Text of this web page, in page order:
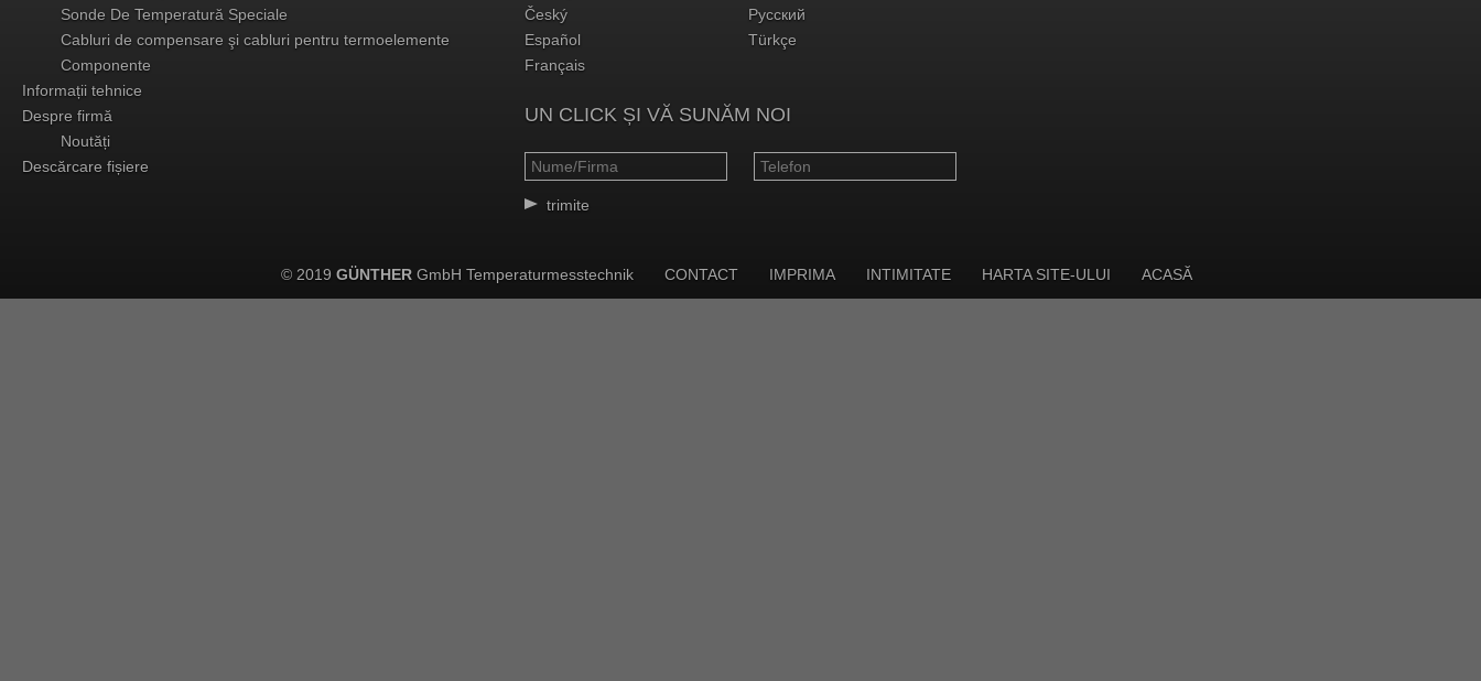
Sonde De Temperatură Speciale
Cabluri de compensare şi cabluri pentru termoelemente
Componente
Informații tehnice
Despre firmă
Noutăți
Descărcare fișiere
Český
Español
Français
Русский
Türkçe
UN CLICK ȘI VĂ SUNĂM NOI
trimite
© 2019 GÜNTHERGmbH Temperaturmesstechnik CONTACT IMPRIMA INTIMITATE HARTA SITE-ULUI ACASĂ